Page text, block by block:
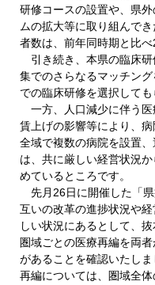
研修コースの設置や、県
ムの拡大等に取り組んで
者数は、前年同時期と比
引き続き、本県の臨床研
集でのさらなるマッチン
での臨床研修を選択して
一方、人口減少に伴う医
賃上げの影響等により、
全域で複数の病院を設置
は、共に厳しい経営状況
めているところです。
先月26日に開催した「県
互いの改革の進捗状況や
しい状況にあるとして、
圏域ごとの医療再編を両
があることを確認いたし
再編については、圏域全体